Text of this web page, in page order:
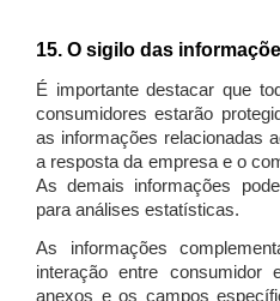
15. O sigilo das
É importante destacar que
consumidores estarão
as informações relacionadas
a resposta da empresa e o
As demais informações
para análises estatísticas.
As informações
interação entre
anexos e os campos